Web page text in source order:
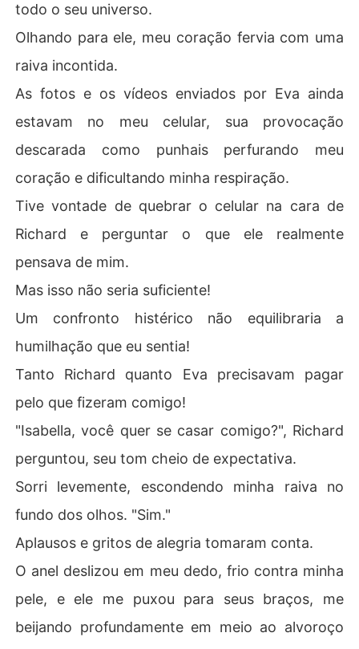
todo o seu universo.
Olhando para ele, meu coração fervia com uma
raiva incontida.
As fotos e os vídeos enviados por Eva ainda
estavam no meu celular, sua provocação
descarada como punhais perfurando meu
coração e dificultando minha respiração.
Tive vontade de quebrar o celular na cara de
Richard e perguntar o que ele realmente
pensava de mim.
Mas isso não seria suficiente!
Um confronto histérico não equilibraria a
humilhação que eu sentia!
Tanto Richard quanto Eva precisavam pagar
pelo que fizeram comigo!
"Isabella, você quer se casar comigo?", Richard
perguntou, seu tom cheio de expectativa.
Sorri levemente, escondendo minha raiva no
fundo dos olhos. "Sim."
Aplausos e gritos de alegria tomaram conta.
O anel deslizou em meu dedo, frio contra minha
pele, e ele me puxou para seus braços, me
beijando profundamente em meio ao alvoroço